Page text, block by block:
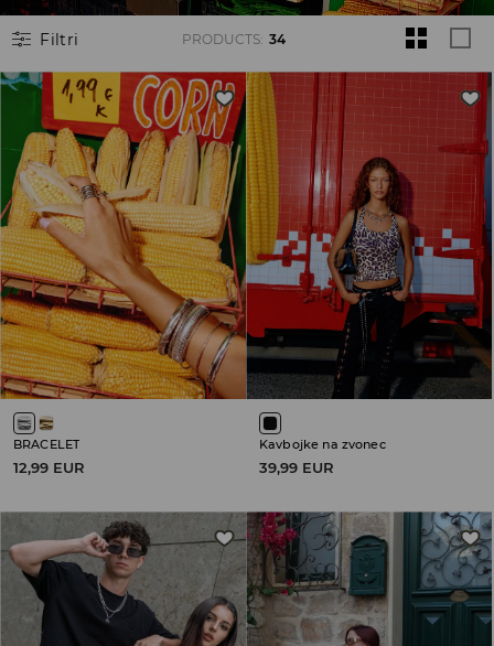
Filtri PRODUCTS: 34
BRACELET
12,99 EUR
Kavbojke na zvonec
39,99 EUR